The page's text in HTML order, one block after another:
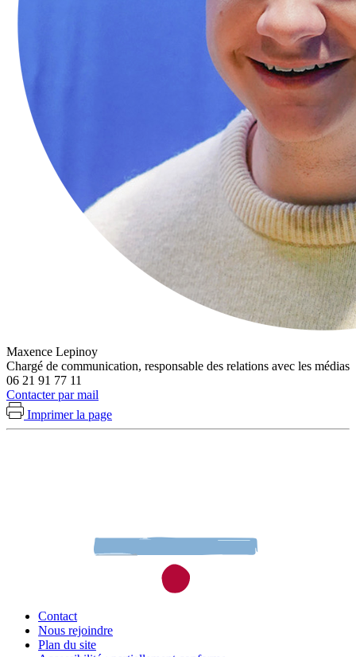
Maxence Lepinoy
Chargé de communication, responsable des relations avec les médias
06 21 91 77 11
Contacter par mail
Imprimer la page
Contact
Nous rejoindre
Plan du site